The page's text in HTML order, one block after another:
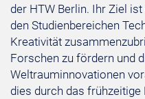
der HTW Berlin. Ihr Ziel
den Studienbereichen
Kreativität
Forschen zu fördern und
Weltrauminnovationen
dies durch das frühzeitige